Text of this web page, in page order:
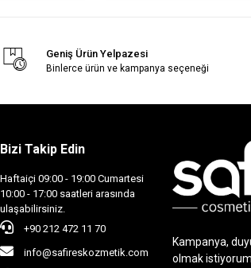
Geniş Ürün Yelpazesi
Binlerce ürün ve kampanya seçeneği
Bizi Takip Edin
Haftaiçi 09:00 - 19:00 Cumartesi
10:00 - 17:00 saatleri arasında
ulaşabilirsiniz.
+90 212 472 11 70
info@safireskozmetik.com
Kampanya,
olmak